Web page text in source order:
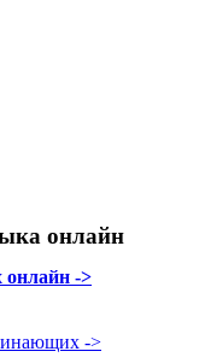
онлайн
онлайн ->
->